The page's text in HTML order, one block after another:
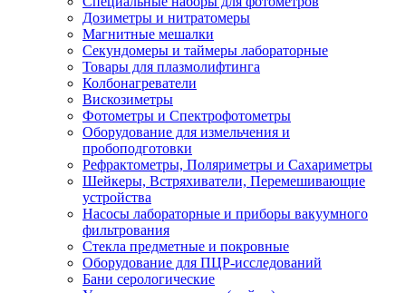
Дозиметры и нитратомеры
Магнитные мешалки
Секундомеры и таймеры лабораторные
Товары для плазмолифтинга
Колбонагреватели
Вискозиметры
Фотометры и Спектрофотометры
Оборудование для измельчения и
пробоподготовки
Рефрактометры, Поляриметры и Сахариметры
Шейкеры, Встряхиватели, Перемешивающие
устройства
Насосы лабораторные и приборы вакуумного
фильтрования
Стекла предметные и покровные
Оборудование для ПЦР-исследований
Бани серологические